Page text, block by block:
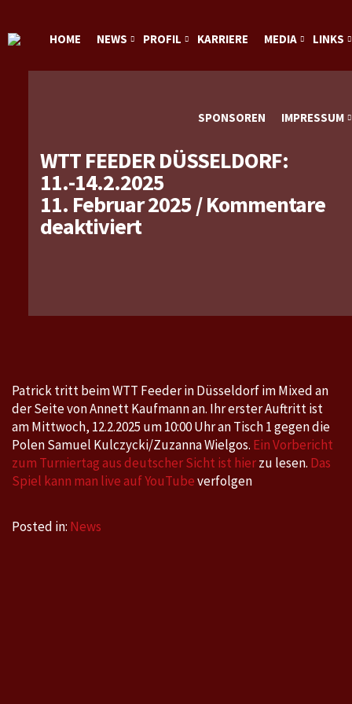
HOME NEWS PROFIL KARRIERE MEDIA LINKS
SPONSOREN IMPRESSUM
WTT FEEDER DÜSSELDORF:
11.-14.2.2025
11. Februar 2025/Kommentare
deaktiviertfür
11.-14.2.2025
Patrick tritt beim WTT Feeder in Düsseldorf im Mixed an
der Seite von Annett Kaufmann an. Ihr erster Auftritt ist
am Mittwoch, 12.2.2025 um 10:00 Uhr an Tisch 1 gegen die
Polen Samuel Kulczycki/Zuzanna Wielgos. Ein Vorbericht
zum Turniertag aus deutscher Sicht ist hierzu lesen. Das
Spiel kann man live auf YouTubeverfolgen
Posted in: News